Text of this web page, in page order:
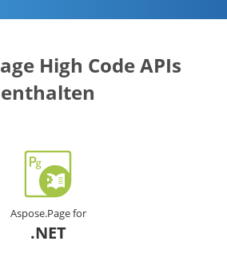
High Code APIs
enthalten
Aspose.Page for
.NET